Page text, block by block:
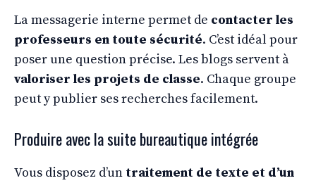
La messagerie interne permet de contacter les
professeurs en toute sécurité. C’est idéal pour
poser une question précise. Les blogs servent à
valoriser les projets de classe. Chaque groupe
peut y publier ses recherches facilement.
Produire avec la suite bureautique intégrée
Vous disposez d’un traitement de texte et d’un